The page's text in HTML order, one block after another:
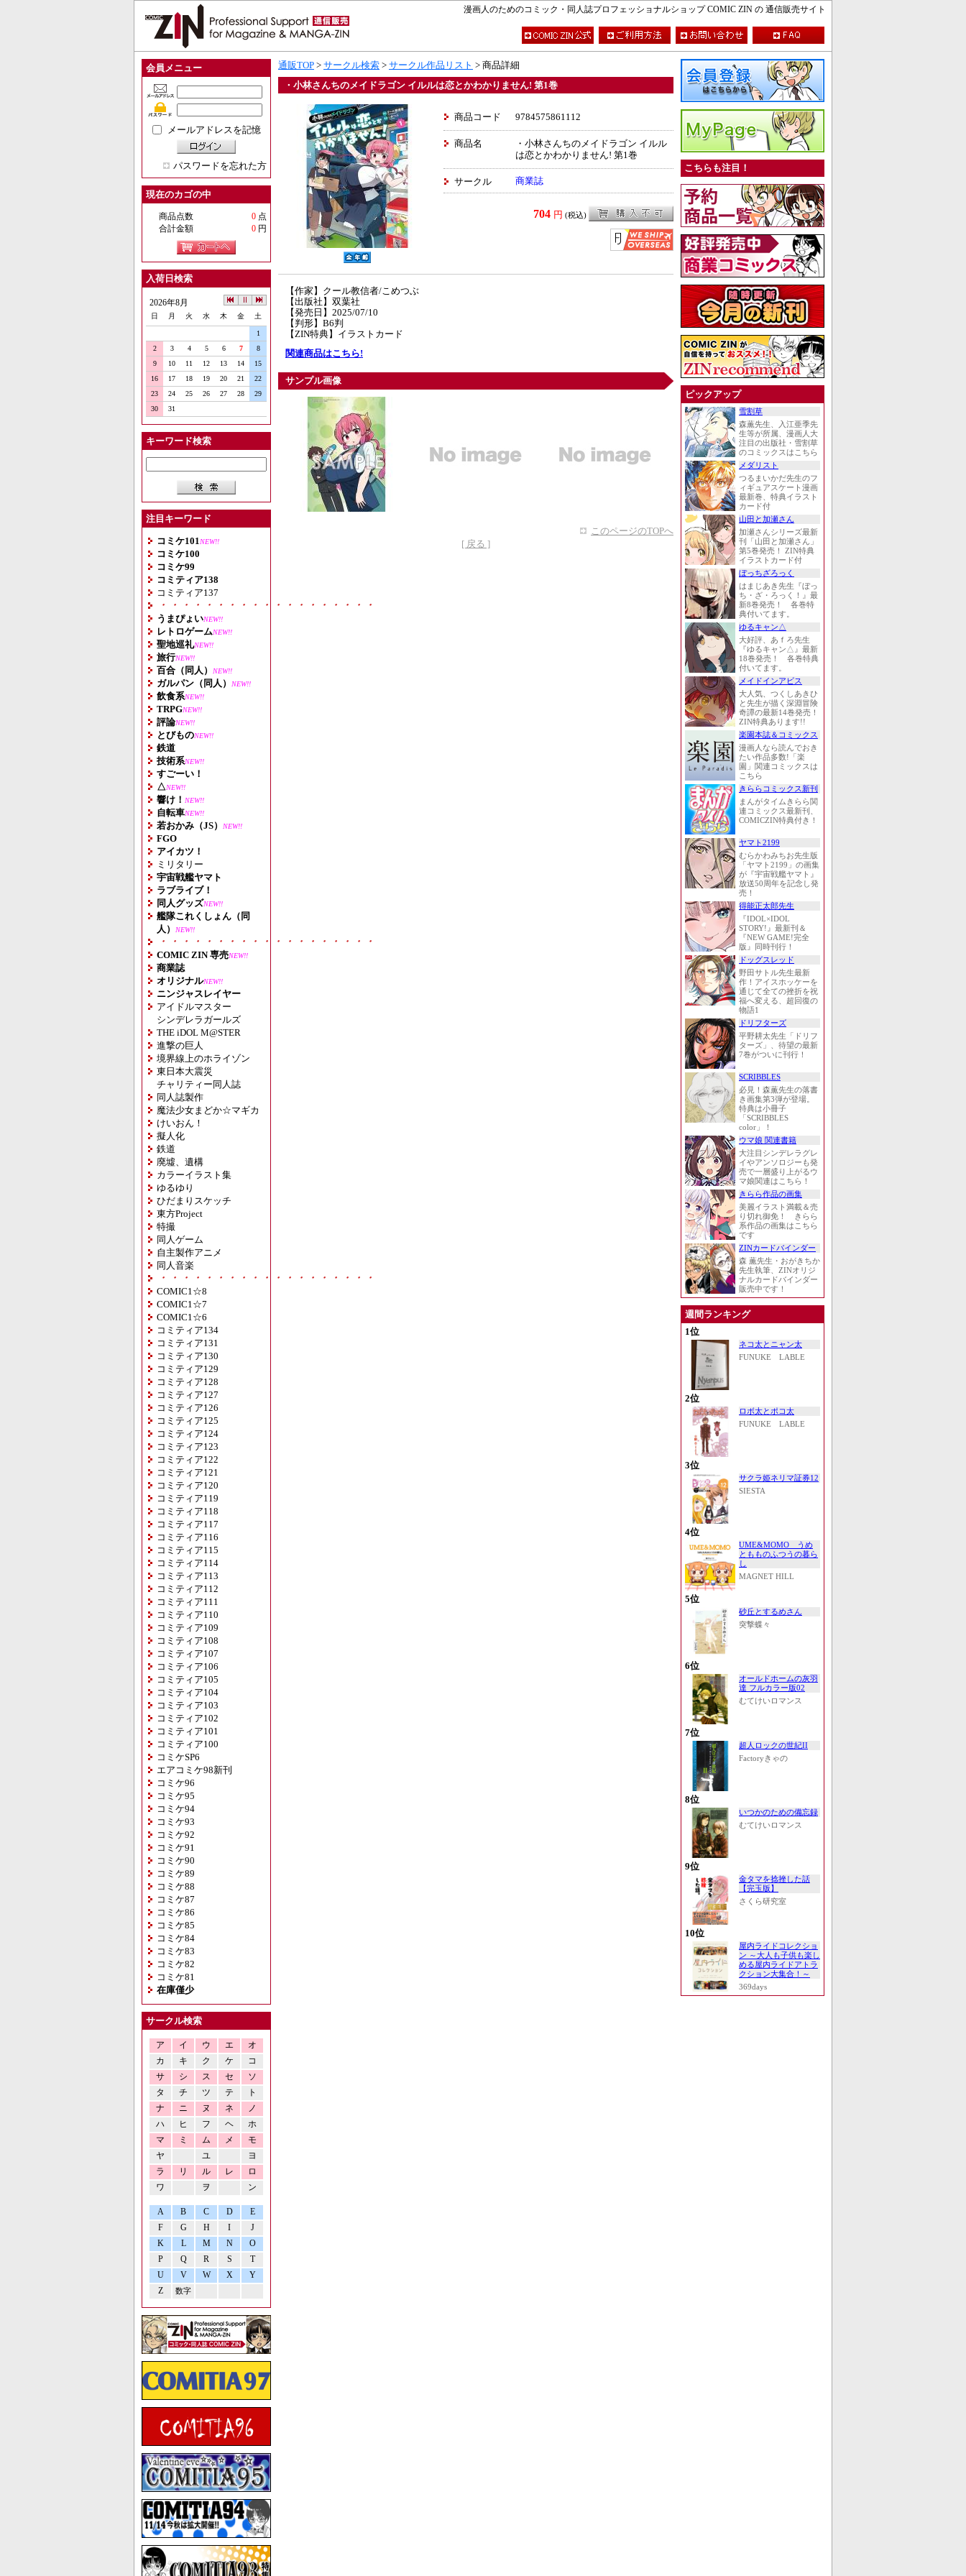
漫画人のためのコミック・同人誌プロフェッショナルショップ COMIC ZIN の 通信販売サイト
会員メニュー
メールアドレスを記憶
パスワードを忘れた方
現在のカゴの中
商品点数 0 点
合計金額
0 円
入荷日検索
2026年8月
日 月 火 水 木 金 土
1
2
3 4 5 6 7
8
9
10 11 12 13 14
15
16
17 18 19 20 21
22
23
24 25 26 27 28
29
30
31
キーワード検索
注目キーワード
コミケ101 NEW!!
コミケ100
コミケ99
コミティア138
コミティア137
・・・・・・・・・・・・・・・・・・・
うまぴょいNEW!!
レトロゲームNEW!!
聖地巡礼NEW!!
旅行NEW!!
百合（同人） NEW!!
ガルパン（同人） NEW!!
飲食系NEW!!
TRPGNEW!!
評論NEW!!
とびものNEW!!
鉄道
技術系NEW!!
すごーい！
△NEW!!
響け！ NEW!!
自転車NEW!!
若おかみ（JS） NEW!!
FGO
アイカツ！
ミリタリー
宇宙戦艦ヤマト
ラブライブ！
同人グッズNEW!!
艦隊これくしょん（同
人）
NEW!!
・・・・・・・・・・・・・・・・・・・
COMIC ZIN 専売NEW!!
商業誌
オリジナルNEW!!
ニンジャスレイヤー
アイドルマスター
シンデレラガールズ
THE iDOL M@STER
進撃の巨人
境界線上のホライゾン
東日本大震災
チャリティー同人誌
同人誌製作
魔法少女まどか☆マギカ
けいおん！
擬人化
鉄道
廃墟、遺構
カラーイラスト集
ゆるゆり
ひだまりスケッチ
東方Project
特撮
同人ゲーム
自主製作アニメ
同人音楽
・・・・・・・・・・・・・・・・・・・
COMIC1☆8
COMIC1☆7
COMIC1☆6
コミティア134
コミティア131
コミティア130
コミティア129
コミティア128
コミティア127
コミティア126
コミティア125
コミティア124
コミティア123
コミティア122
コミティア121
コミティア120
コミティア119
コミティア118
コミティア117
コミティア116
コミティア115
コミティア114
コミティア113
コミティア112
コミティア111
コミティア110
コミティア109
コミティア108
コミティア107
コミティア106
コミティア105
コミティア104
コミティア103
コミティア102
コミティア101
コミティア100
コミケSP6
エアコミケ98新刊
コミケ96
コミケ95
コミケ94
コミケ93
コミケ92
コミケ91
コミケ90
コミケ89
コミケ88
コミケ87
コミケ86
コミケ85
コミケ84
コミケ83
コミケ82
コミケ81
在庫僅少
サークル検索
ア イ ウ エ
オ
カ
キ ク ケ
コ
サ
シ ス セ
ソ
タ
チ ツ テ
ト
ナ
ニ ヌ ネ
ノ
ハ
ヒ フ ヘ
ホ
マ
ミ ム メ
モ
ヤ
ユ
ヨ
ラ
リ ル レ
ロ
ワ
ヲ ン
A B C D
E
F
G H I
J
K
L M N
O
P
Q R S
T
U
V W X
Y
Z
数字
通販TOP > サークル検索 > サークル作品リスト > 商品詳細
・小林さんちのメイドラゴン イルルは恋とかわかりません! 第1巻
商品コード 9784575861112
商品名
・小林さんちのメイドラゴン イルル
は恋とかわかりません! 第1巻
サークル 商業誌
704 円 (税込)
【作家】クール教信者/こめつぶ
【出版社】双葉社
【発売日】2025/07/10
【判形】B6判
【ZIN特典】イラストカード
関連商品はこちら!
サンプル画像
このページのTOPへ
[ 戻る ]
こちらも注目！
ピックアップ
雪割草
森薫先生、入江亜季先
生等が所属、漫画人大
注目の出版社・雪割草
のコミックスはこちら
メダリスト
つるまいかだ先生のフ
ィギュアスケート漫画
最新巻、特典イラスト
カード付
山田と加瀬さん
加瀬さんシリーズ最新
刊「山田と加瀬さん」
第5巻発売！ ZIN特典
イラストカード付
ぼっちざろっく
はまじあき先生『ぼっ
ち・ざ・ろっく！』最
新8巻発売！ 各巻特
典付いてます。
ゆるキャン△
大好評、あｆろ先生
『ゆるキャン△』最新
18巻発売！ 各巻特典
付いてます。
メイドインアビス
大人気、つくしあきひ
と先生が描く深淵冒険
奇譚の最新14巻発売！
ZIN特典あります!!
楽園本誌＆コミックス
漫画人なら読んでおき
たい作品多数!「楽
園」関連コミックスは
こちら
きららコミックス新刊
まんがタイムきらら関
連コミックス最新刊、
COMICZIN特典付き！
ヤマト2199
むらかわみちお先生版
「ヤマト2199」の画集
が『宇宙戦艦ヤマト』
放送50周年を記念し発
売！
得能正太郎先生
『IDOL×IDOL
STORY!』最新刊＆
『NEW GAME!完全
版』同時刊行！
ドッグスレッド
野田サトル先生最新
作！アイスホッケーを
通じて全ての挫折を祝
福へ変える、超回復の
物語1
ドリフターズ
平野耕太先生「ドリフ
ターズ」、待望の最新
7巻がついに刊行！
SCRIBBLES
必見！森薫先生の落書
き画集第3弾が登場。
特典は小冊子
「SCRIBBLES
color」！
ウマ娘 関連書籍
大注目シンデレラグレ
イやアンソロジーも発
売で一層盛り上がるウ
マ娘関連はこちら！
きらら作品の画集
美麗イラスト満載＆売
り切れ御免！ きらら
系作品の画集はこちら
です
ZINカードバインダー
森 薫先生・おがきちか
先生執筆、ZINオリジ
ナルカードバインダー
販売中です！
週間ランキング
1位
ネコ太とニャン太
FUNUKE LABLE
2位
ロボ太とポコ太
FUNUKE LABLE
3位
サクラ姫ネリマ証券12
SIESTA
4位
UME&MOMO うめ
ともものふつうの暮ら
し
MAGNET HILL
5位
砂丘とするめさん
突撃蝶々
6位
オールドホームの灰羽
達 フルカラー版02
むてけいロマンス
7位
超人ロックの世紀II
Factoryきゃの
8位
いつかのための備忘録
むてけいロマンス
9位
金タマを捻挫した話
【完玉版】
さくら研究室
10位
屋内ライドコレクショ
ン ～大人も子供も楽し
める屋内ライドアトラ
クション大集合！～
369days